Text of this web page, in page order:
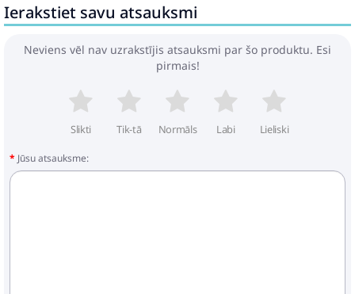
Ierakstiet savu atsauksmi
Neviens vēl nav uzrakstījis atsauksmi par šo produktu. Esi
pirmais!
Slikti Tik-tā Normāls Labi Lieliski
Jūsu atsauksme: